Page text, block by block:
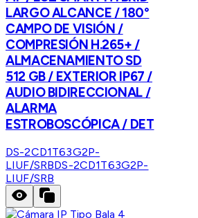
LARGO ALCANCE / 180°
CAMPO DE VISIÓN /
COMPRESIÓN H.265+ /
ALMACENAMIENTO SD
512 GB / EXTERIOR IP67 /
AUDIO BIDIRECCIONAL /
ALARMA
ESTROBOSCÓPICA / DET
DS-2CD1T63G2P-
LIUF/SRBDS-2CD1T63G2P-
LIUF/SRB